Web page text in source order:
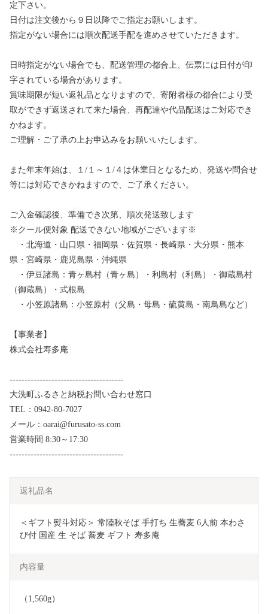
定下さい。
日付は注文後から９日以降でご指定お願いします。
指定がない場合には順次配送手配を進めさせていただきます。
日時指定がない場合でも、配送管理の都合上、伝票には日付が印
字されている場合があります。
賞味期限が短い返礼品となりますので、寄附者様の都合により受
取ができず返送されて来た場合、再配達や代品配送はご対応でき
かねます。
ご理解・ご了承の上お申込みをお願いいたします。
また年末年始は、１/１～１/４は休業日となるため、発送や問合せ
等には対応できかねますので、ご了承ください。
ご入金確認後、準備でき次第、順次発送致します
※クール便対象 配送できない地域がございます※
・北海道・山口県・福岡県・佐賀県・長崎県・大分県・熊本
県・宮崎県・鹿児島県・沖縄県
・伊豆諸島：青ヶ島村（青ヶ島）・利島村（利島）・御蔵島村
（御蔵島）・式根島
・小笠原諸島：小笠原村（父島・母島・硫黄島・南鳥島など）
【事業者】
株式会社寿多庵
--------------------------------------
大洗町ふるさと納税お問い合わせ窓口
TEL：0942-80-7027
メール：oarai@furusato-ss.com
営業時間 8:30～17:30
--------------------------------------
返礼品名
＜ギフト熨斗対応＞ 常陸秋そば 手打ち 生蕎麦 6人前 本わさ
び付 国産 生 そば 蕎麦 ギフト 寿多庵
内容量
（1,560g）